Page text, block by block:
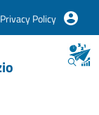
Privacy Policy